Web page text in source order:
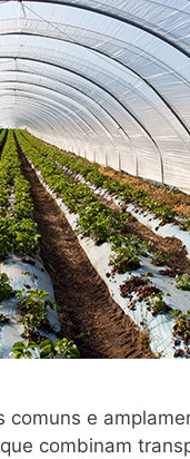
e
combinam